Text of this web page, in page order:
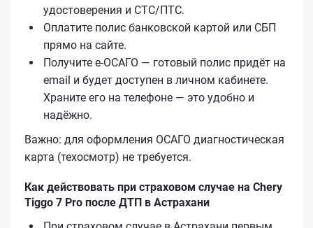
удостоверения и СТС/ПТС.
Оплатите полис банковской картой или СБП
прямо на сайте.
Получите е‑ОСАГО — готовый полис придёт на
email и будет доступен в личном кабинете.
Храните его на телефоне — это удобно и
надёжно.
Важно: для оформления ОСАГО диагностическая
карта (техосмотр) не требуется.
Как действовать при страховом случае на Chery
Tiggo 7 Pro после ДТП в Астрахани